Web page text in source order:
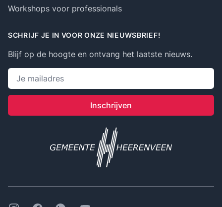
Workshops voor professionals
SCHRIJF JE IN VOOR ONZE NIEUWSBRIEF!
Blijf op de hoogte en ontvang het laatste nieuws.
Emailadres
Inschrijven